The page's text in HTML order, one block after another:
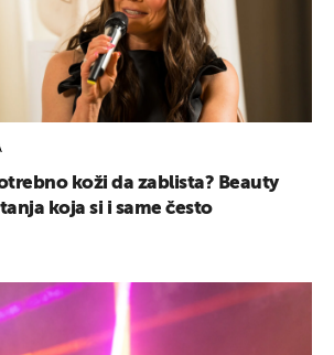
koži da zablista? Beauty
koja si i same često